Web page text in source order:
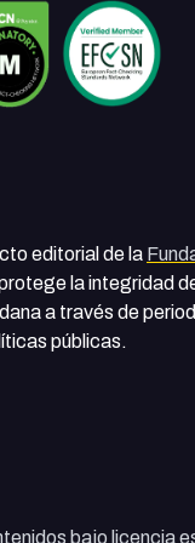
editorial de la
la integridad
a través de
públicas.
bajo licencia